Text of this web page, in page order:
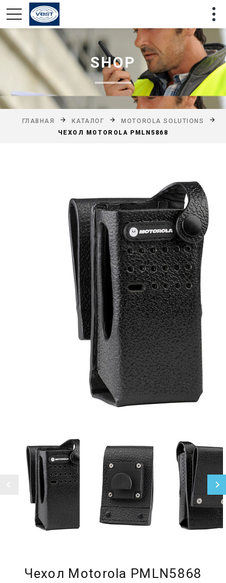
SHOP
ГЛАВНАЯ КАТАЛОГ
MOTOROLA SOLUTIONS
ЧЕХОЛ MOTOROLA PMLN5868
Чехол Motorola PMLN5868